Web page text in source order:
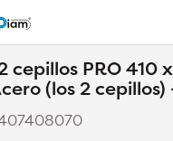
cepillos PRO 410
(los 2